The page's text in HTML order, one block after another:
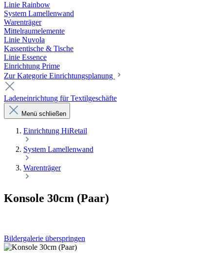
Linie Rainbow
System Lamellenwand
Warenträger
Mittelraumelemente
Linie Nuvola
Kassentische & Tische
Linie Essence
Einrichtung Prime
Zur Kategorie Einrichtungsplanung
Ladeneinrichtung für Textilgeschäfte
Menü schließen
Einrichtung HiRetail
System Lamellenwand
Warenträger
Konsole 30cm (Paar)
Bildergalerie überspringen